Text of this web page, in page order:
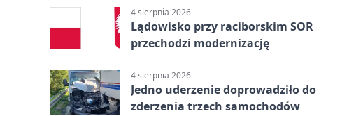
4 sierpnia 2026
Lądowisko przy raciborskim SOR
przechodzi modernizację
4 sierpnia 2026
Jedno uderzenie doprowadziło do
zderzenia trzech samochodów